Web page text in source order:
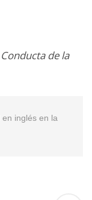
de la
inglés en la